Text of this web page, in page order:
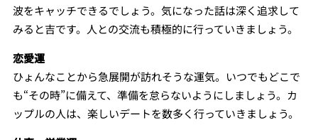
波をキャッチできるでしょう。気になった話は深く追求して
みると吉です。人との交流も積極的に行っていきましょう。
恋愛運
ひょんなことから急展開が訪れそうな運気。いつでもどこで
も“その時”に備えて、準備を怠らないようにしましょう。カ
ップルの人は、楽しいデートを数多く行っていきましょう。